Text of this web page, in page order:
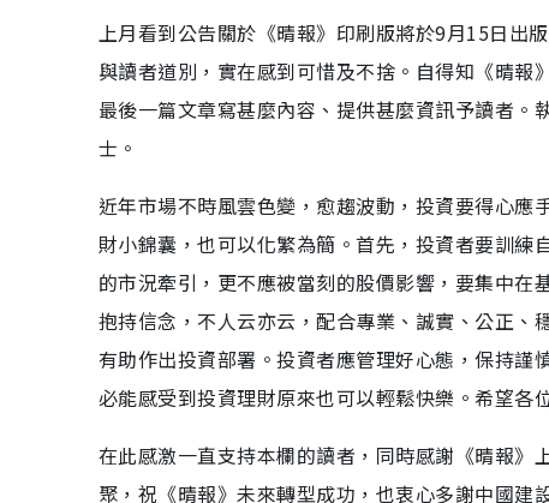
上月看到公告關於《晴報》印刷版將於9月15日出
與讀者道別，實在感到可惜及不捨。自得知《晴
最後一篇文章寫甚麼內容、提供甚麼資訊予讀者。
士。
近年市場不時風雲色變，愈趨波動，投資要得心
財小錦囊，也可以化繁為簡。首先，投資者要訓
的市況牽引，更不應被當刻的股價影響，要集中在
抱持信念，不人云亦云，配合專業、誠實、公正
有助作出投資部署。投資者應管理好心態，保持
必能感受到投資理財原來也可以輕鬆快樂。希望各
在此感激一直支持本欄的讀者，同時感謝《晴報
聚，祝《晴報》未來轉型成功，也衷心多謝中國建